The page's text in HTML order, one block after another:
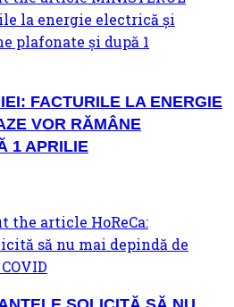
FACTURILE LA ENERGIE
VOR RĂMÂNE
1 APRILIE